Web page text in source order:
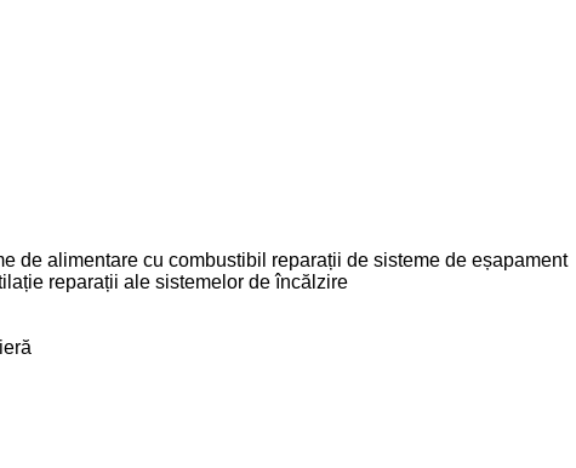
de alimentare cu combustibil reparații de sisteme de eșapament
reparații ale sistemelor de încălzire